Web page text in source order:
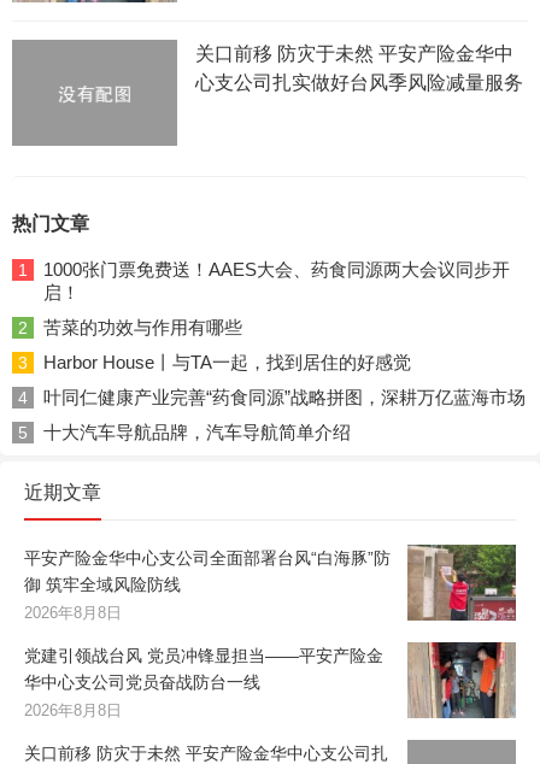
关口前移 防灾于未然 平安产险金华中
心支公司扎实做好台风季风险减量服务
热门文章
1
1000张门票免费送！AAES大会、药食同源两大会议同步开
启！
2 苦菜的功效与作用有哪些
3 Harbor House丨与TA一起，找到居住的好感觉
4 叶同仁健康产业完善“药食同源”战略拼图，深耕万亿蓝海市场
5 十大汽车导航品牌，汽车导航简单介绍
近期文章
平安产险金华中心支公司全面部署台风“白海豚”防
御 筑牢全域风险防线
2026年8月8日
党建引领战台风 党员冲锋显担当——平安产险金
华中心支公司党员奋战防台一线
2026年8月8日
关口前移 防灾于未然 平安产险金华中心支公司扎